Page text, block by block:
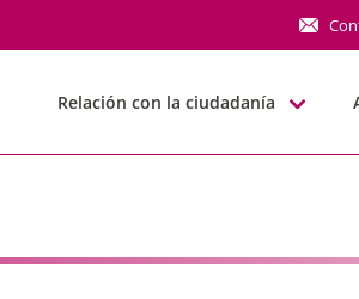
- JJGG-
Relación con la ciudadanía